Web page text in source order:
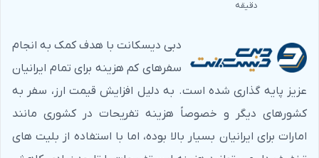
چگونه به کاخ توپکاپی برویم
استفاده از خط تراموای T1 ( تراموای شماره ۱) راحت‌ترین راه
برای رسیدن به منطقه سلطان‌احمد است. از ایستگاه تراموای
سلطان‌احمد یا گلهانه تا کاخ توپکاپی تنها حدود ۵ دقیقه
پیاده‌روی فاصله است. فاصله ایستگاه تراموای گلهانه تا ورودی
دقیقه
دبی دیسکانت با هدف کمک به انجام
سفرهای کم هزینه برای تمام ایرانیان
عزیز پایه گذاری شده است. به دلیل افزایش قیمت ارز، سفر به
کشورهای دیگر و خصوصاً هزینه تفریحات در کشوری مانند
امارات برای ایرانیان بسیار بالا بوده، اما با استفاده از بلیت های